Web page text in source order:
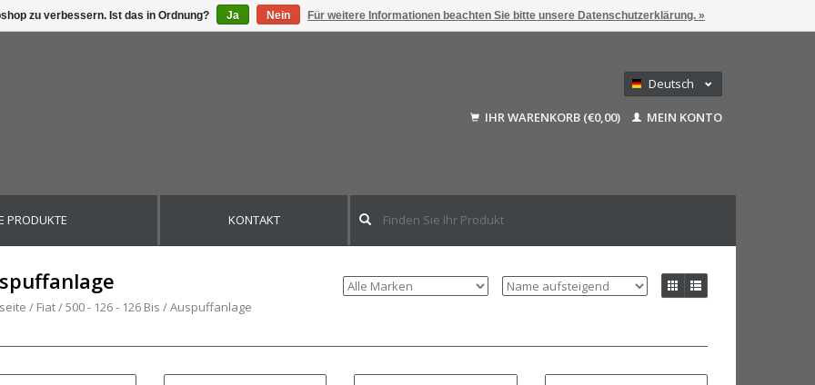
Deutsch
Français
IHR WARENKORB (€0,00) MEIN KONTO
PRODUKTE KONTAKT
/ Fiat/500 - 126 - 126 Bis /Auspuffanlage
zu verbessern. Ist das in Ordnung? Ja Nein Für weitere Informationen beachten Sie bitte unsere Datenschutzerklärung. »